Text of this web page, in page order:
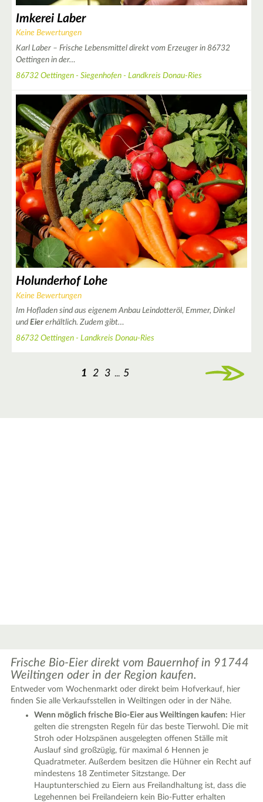
Imkerei Laber
Keine Bewertungen
Karl Laber – Frische Lebensmittel direkt vom Erzeuger in 86732
Oettingen in der…
86732 Oettingen - Siegenhofen - Landkreis Donau-Ries
Holunderhof Lohe
Keine Bewertungen
Im Hofladen sind aus eigenem Anbau Leindotteröl, Emmer, Dinkel
und Eier erhältlich. Zudem gibt…
86732 Oettingen - Landkreis Donau-Ries
1 2 3 ... 5
Leaflet|© OpenStreetMap contributors ♥,tiles generated by protomaps, Protomaps©
OpenStreetMap
Frische Bio-Eier direkt vom Bauernhof in 91744
Weiltingen oder in der Region kaufen.
Entweder vom Wochenmarkt oder direkt beim Hofverkauf, hier
finden Sie alle Verkaufsstellen in Weiltingen oder in der Nähe.
Wenn möglich frische Bio-Eier aus Weiltingen kaufen: Hier
gelten die strengsten Regeln für das beste Tierwohl. Die mit
Stroh oder Holzspänen ausgelegten offenen Ställe mit
Auslauf sind großzügig, für maximal 6 Hennen je
Quadratmeter. Außerdem besitzen die Hühner ein Recht auf
mindestens 18 Zentimeter Sitzstange. Der
Hauptunterschied zu Eiern aus Freilandhaltung ist, dass die
Legehennen bei Freilandeiern kein Bio-Futter erhalten